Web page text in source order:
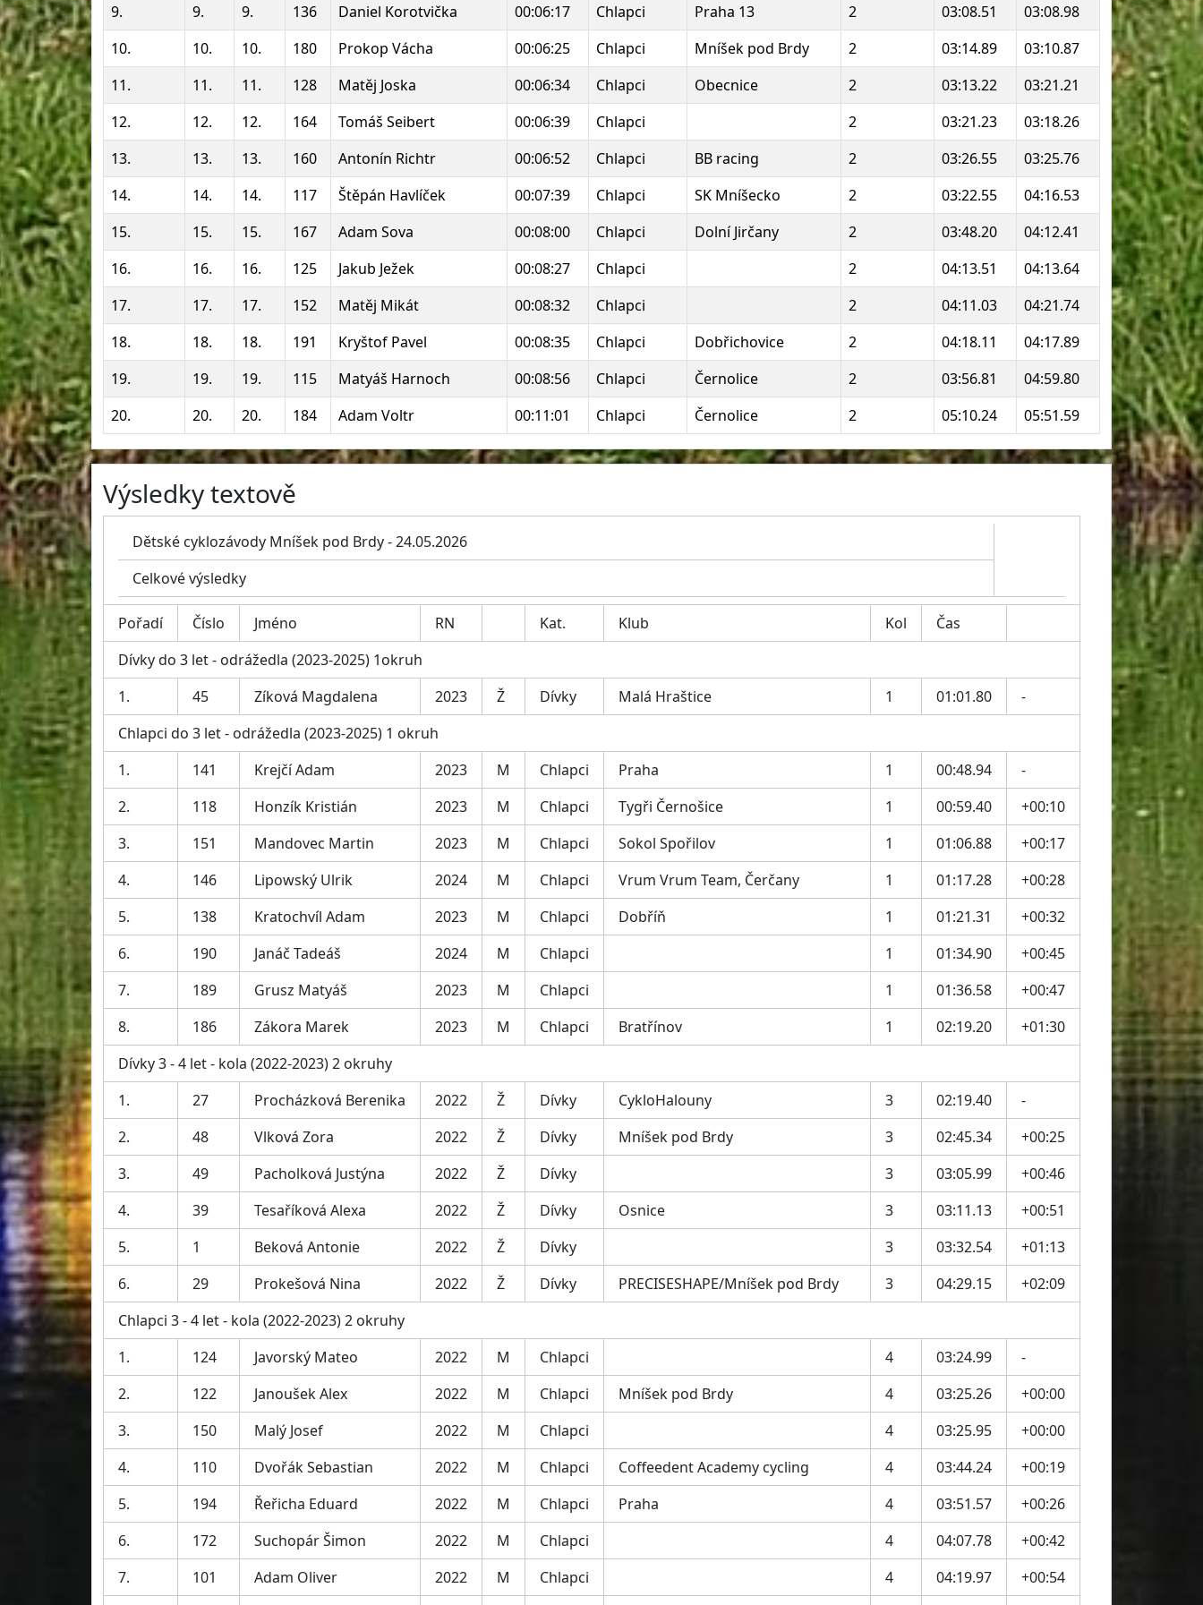
9.
9. 9. 136 Daniel Korotvička 00:06:17 Chlapci Praha 13 2 03:08.51
03:08.98
10.
10. 10. 180 Prokop Vácha 00:06:25 Chlapci Mníšek pod Brdy 2 03:14.89
03:10.87
11.
11. 11. 128 Matěj Joska 00:06:34 Chlapci Obecnice 2 03:13.22
03:21.21
12.
12. 12. 164 Tomáš Seibert 00:06:39 Chlapci 2 03:21.23
03:18.26
13.
13. 13. 160 Antonín Richtr 00:06:52 Chlapci BB racing 2 03:26.55
03:25.76
14.
14. 14. 117 Štěpán Havlíček 00:07:39 Chlapci SK Mníšecko 2 03:22.55
04:16.53
15.
15. 15. 167 Adam Sova 00:08:00 Chlapci Dolní Jirčany 2 03:48.20
04:12.41
16.
16. 16. 125 Jakub Ježek 00:08:27 Chlapci 2 04:13.51
04:13.64
17.
17. 17. 152 Matěj Mikát 00:08:32 Chlapci 2 04:11.03
04:21.74
18.
18. 18. 191 Kryštof Pavel 00:08:35 Chlapci Dobřichovice 2 04:18.11
04:17.89
19.
19. 19. 115 Matyáš Harnoch 00:08:56 Chlapci Černolice 2 03:56.81
04:59.80
20.
20. 20. 184 Adam Voltr 00:11:01 Chlapci Černolice 2 05:10.24 05:51.59
Výsledky textově
Dětské cyklozávody Mníšek pod Brdy - 24.05.2026
Celkové výsledky
Pořadí Číslo Jméno RN Kat. Klub Kol
Čas
Dívky do 3 let - odrážedla (2023-2025) 1okruh
1.
45 Zíková Magdalena 2023 Ž Dívky Malá Hraštice 1 01:01.80
-
Chlapci do 3 let - odrážedla (2023-2025) 1 okruh
1.
141 Krejčí Adam 2023 M Chlapci Praha 1 00:48.94
-
2.
118 Honzík Kristián 2023 M Chlapci Tygři Černošice 1 00:59.40
+00:10
3.
151 Mandovec Martin 2023 M Chlapci Sokol Spořilov 1 01:06.88
+00:17
4.
146 Lipowský Ulrik 2024 M Chlapci Vrum Vrum Team, Čerčany 1 01:17.28
+00:28
5.
138 Kratochvíl Adam 2023 M Chlapci Dobříň 1 01:21.31
+00:32
6.
190 Janáč Tadeáš 2024 M Chlapci 1 01:34.90
+00:45
7.
189 Grusz Matyáš 2023 M Chlapci 1 01:36.58
+00:47
8.
186 Zákora Marek 2023 M Chlapci Bratřínov 1 02:19.20
+01:30
Dívky 3 - 4 let - kola (2022-2023) 2 okruhy
1.
27 Procházková Berenika 2022 Ž Dívky CykloHalouny 3 02:19.40
-
2.
48 Vlková Zora 2022 Ž Dívky Mníšek pod Brdy 3 02:45.34
+00:25
3.
49 Pacholková Justýna 2022 Ž Dívky 3 03:05.99
+00:46
4.
39 Tesaříková Alexa 2022 Ž Dívky Osnice 3 03:11.13
+00:51
5.
1 Beková Antonie 2022 Ž Dívky 3 03:32.54
+01:13
6.
29 Prokešová Nina 2022 Ž Dívky PRECISESHAPE/Mníšek pod Brdy 3 04:29.15
+02:09
Chlapci 3 - 4 let - kola (2022-2023) 2 okruhy
1.
124 Javorský Mateo 2022 M Chlapci 4 03:24.99
-
2.
122 Janoušek Alex 2022 M Chlapci Mníšek pod Brdy 4 03:25.26
+00:00
3.
150 Malý Josef 2022 M Chlapci 4 03:25.95
+00:00
4.
110 Dvořák Sebastian 2022 M Chlapci Coffeedent Academy cycling 4 03:44.24
+00:19
5.
194 Řeřicha Eduard 2022 M Chlapci Praha 4 03:51.57
+00:26
6.
172 Suchopár Šimon 2022 M Chlapci 4 04:07.78
+00:42
7.
101 Adam Oliver 2022 M Chlapci 4 04:19.97
+00:54